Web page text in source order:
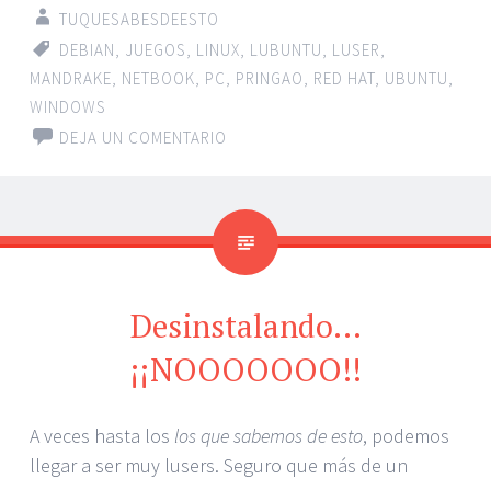
TUQUESABESDEESTO
DEBIAN, JUEGOS, LINUX, LUBUNTU, LUSER,
MANDRAKE, NETBOOK, PC, PRINGAO, RED HAT, UBUNTU,
WINDOWS
DEJA UN COMENTARIO
Desinstalando…
¡¡NOOOOOOO!!
A veces hasta los los que sabemos de esto, podemos
llegar a ser muy lusers. Seguro que más de un